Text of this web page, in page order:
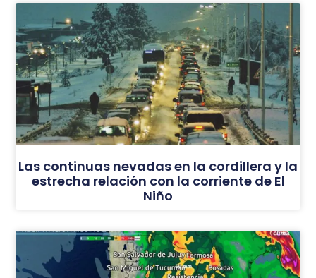
Las continuas nevadas en la cordillera y la
estrecha relación con la corriente de El
Niño